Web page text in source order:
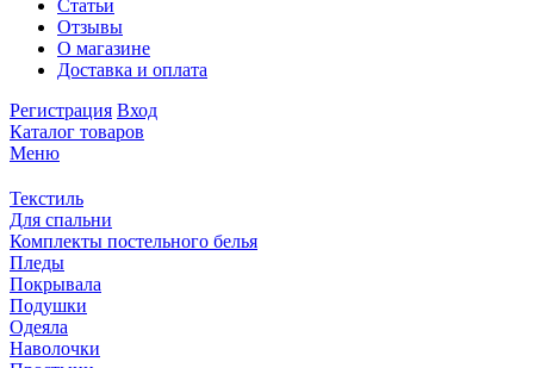
Статьи
Отзывы
О магазине
Доставка и оплата
Регистрация Вход
Каталог товаров
Меню
Текстиль
Для спальни
Комплекты постельного белья
Пледы
Покрывала
Подушки
Одеяла
Наволочки